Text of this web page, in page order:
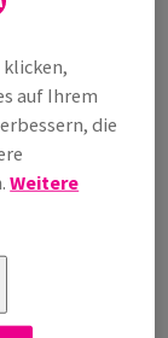
klicken,
auf Ihrem
die
Weitere